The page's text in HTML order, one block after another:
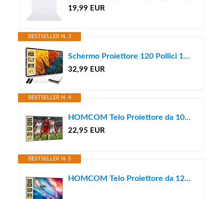
19,99 EUR
BESTSELLER N. 3
Schermo Proiettore 120 Pollici 16:9 HD Telo Proiettore Anti Rughe Pieghevole Portatile Lavabile, Schermo Doppia Faccia, Schermo Proiezione Esterno per Casa Ufficio Eventi All`Aperto Teatro
32,99 EUR
BESTSELLER N. 4
HOMCOM Telo Proiettore da 100 Pollici HD Formato 16:9 Lavabile Bianco
22,95 EUR
BESTSELLER N. 5
HOMCOM Telo Proiettore da 120 Pollici 4K/8K HD Formato 16:9, Altezza Regolabile Manuale, Schermo Proiettore Lavabile, Grandangolo di 160 Gradi, per Casa, Home, Cinema, Ufficio, Bianco